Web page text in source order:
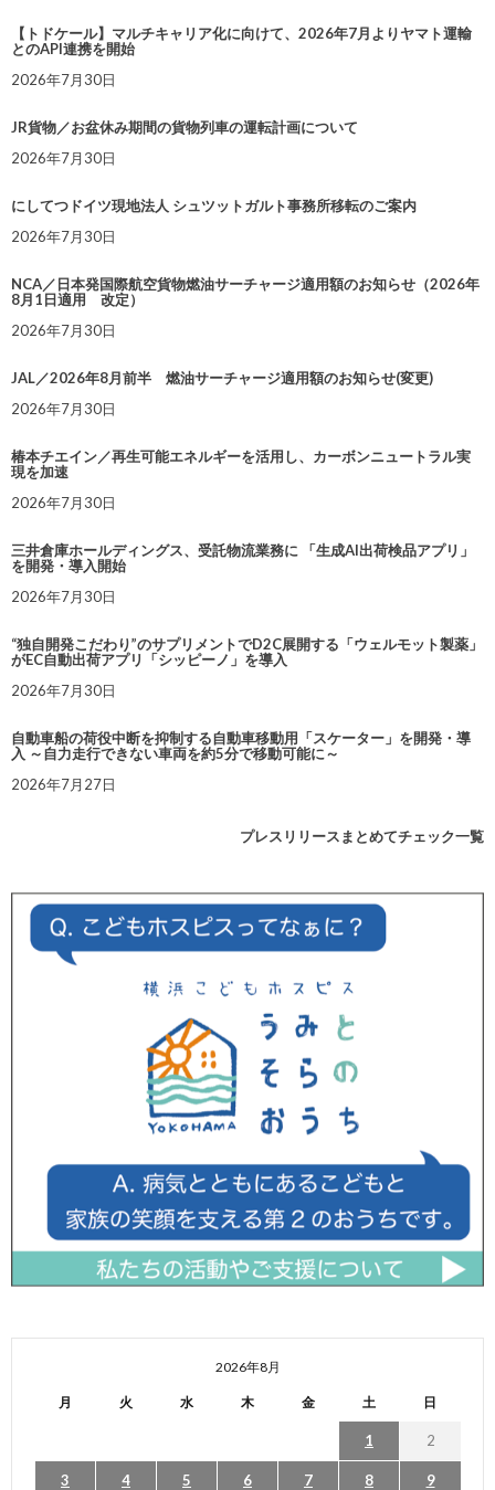
【トドケール】マルチキャリア化に向けて、2026年7月よりヤマト運輸
とのAPI連携を開始
2026年7月30日
JR貨物／お盆休み期間の貨物列車の運転計画について
2026年7月30日
にしてつドイツ現地法人 シュツットガルト事務所移転のご案内
2026年7月30日
NCA／日本発国際航空貨物燃油サーチャージ適用額のお知らせ（2026年
8月1日適用 改定）
2026年7月30日
JAL／2026年8月前半 燃油サーチャージ適用額のお知らせ(変更)
2026年7月30日
椿本チエイン／再生可能エネルギーを活用し、カーボンニュートラル実
現を加速
2026年7月30日
三井倉庫ホールディングス、受託物流業務に 「生成AI出荷検品アプリ」
を開発・導入開始
2026年7月30日
“独自開発こだわり”のサプリメントでD2C展開する「ウェルモット製薬」
がEC自動出荷アプリ「シッピーノ」を導入
2026年7月30日
自動車船の荷役中断を抑制する自動車移動用「スケーター」を開発・導
入 ～自力走行できない車両を約5分で移動可能に～
2026年7月27日
プレスリリースまとめてチェック一覧
2026年8月
月 火 水 木 金 土 日
1 2
3 4 5 6 7 8 9